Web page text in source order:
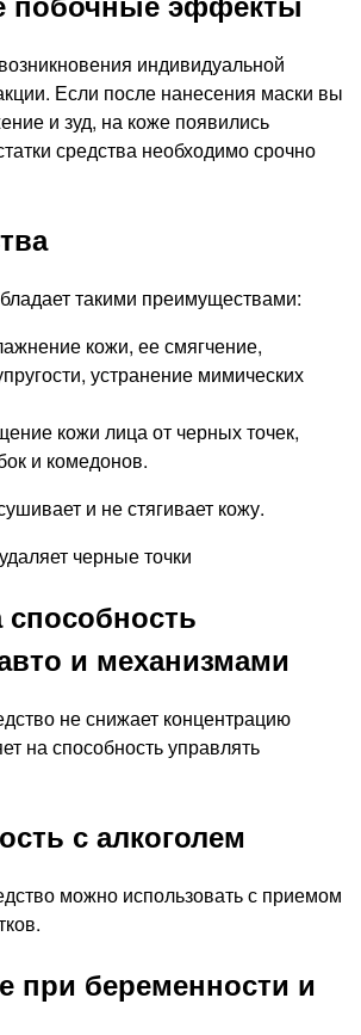
индивидуальной
Если после нанесения маски вы
и зуд, на коже появились
средства необходимо срочно
такими преимуществами:
кожи, ее смягчение,
устранение мимических
кожи лица от черных точек,
и комедонов.
и не стягивает кожу.
и механизмами
не снижает концентрацию
на способность управлять
с алкоголем
можно использовать с приемом
при беременности и